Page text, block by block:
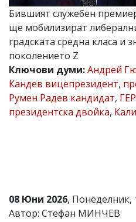
Иван
Колев,
email:
Коментарите
под
статиите
се
въвеждат
от
тях!
Ако
откриете
Бившият служебен
ще мобилизират
градската средна класа и
поколението Z
Ключови думи:Андрей
Кандев вицепрезидент,
Румен Радев кандидат,
президентска двойка,
08 Юни 2026, Понеделник,
Автор: Стефан МИНЧЕВ